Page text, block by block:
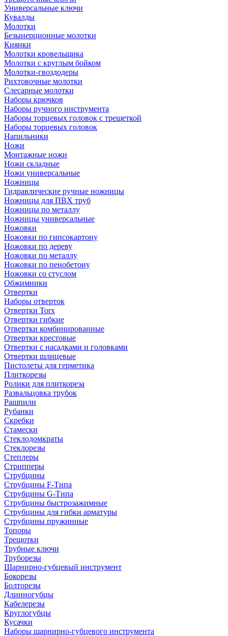
Универсальные ключи
Кувалды
Молотки
Безынерционные молотки
Киянки
Молотки кровельщика
Молотки с круглым бойком
Молотки-гвоздодеры
Рихтовочные молотки
Слесарные молотки
Наборы крючков
Наборы ручного инструмента
Наборы торцевых головок с трещеткой
Наборы торцевых головок
Напильники
Ножи
Монтажные ножи
Ножи складные
Ножи универсальные
Ножницы
Гидравлические ручные ножницы
Ножницы для ПВХ труб
Ножницы по металлу
Ножницы универсальные
Ножовки
Ножовки по гипсокартону
Ножовки по дереву
Ножовки по металлу
Ножовки по пенобетону
Ножовки со стуслом
Обжимники
Отвертки
Наборы отверток
Отвертки Torx
Отвертки гибкие
Отвертки комбинированные
Отвертки крестовые
Отвертки с насадками и головками
Отвертки шлицевые
Пистолеты для герметика
Плиткорезы
Ролики для плиткореза
Развальцовка трубок
Рашпили
Рубанки
Скребки
Стамески
Стеклодомкраты
Стеклорезы
Степлеры
Стрипперы
Струбцины
Струбцины F-Типа
Струбцины G-Типа
Струбцины быстрозажимные
Струбцины для гибки арматуры
Струбцины пружинные
Топоры
Трещотки
Трубные ключи
Труборезы
Шарнирно-губцевый инструмент
Бокорезы
Болторезы
Длинногубцы
Кабелерезы
Круглогубцы
Кусачки
Наборы шарнирно-губцевого инструмента